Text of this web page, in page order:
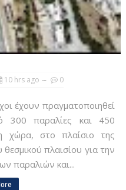
10 hrs ago 0
έχουν πραγματοποιηθεί
300 παραλίες και 450
χώρα, στο πλαίσιο της
πλαισίου για την
παραλιών και...